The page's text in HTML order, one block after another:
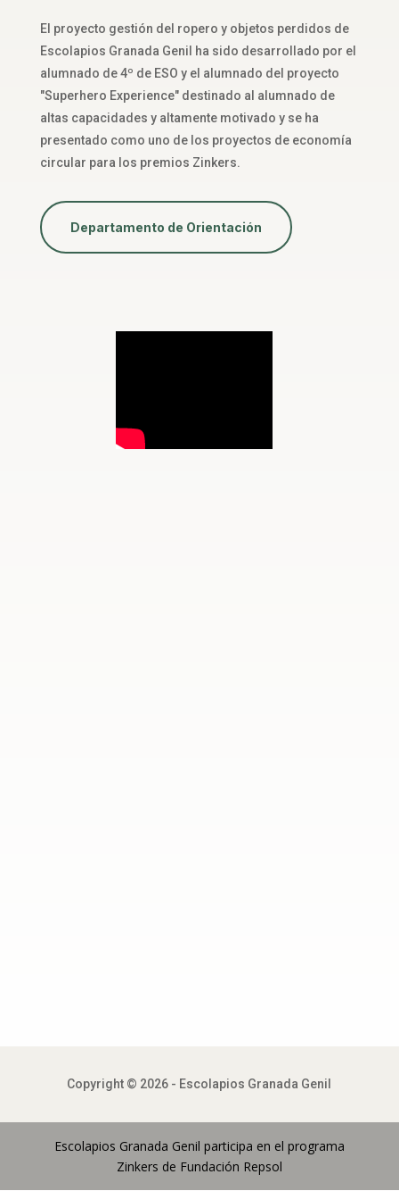
El proyecto gestión del ropero y objetos perdidos de
Escolapios Granada Genil ha sido desarrollado por el
alumnado de 4º de ESO y el alumnado del proyecto
"Superhero Experience" destinado al alumnado de
altas capacidades y altamente motivado y se ha
presentado como uno de los proyectos de economía
circular para los premios Zinkers.
Departamento de Orientación
Copyright © 2026 - Escolapios Granada Genil
Escolapios Granada Genil participa en el programa
Zinkers de Fundación Repsol